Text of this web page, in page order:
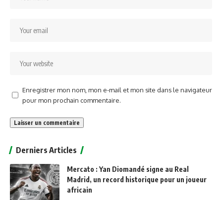
Enregistrer mon nom, mon e-mail et mon site dans le navigateur
pour mon prochain commentaire.
Derniers Articles
Mercato : Yan Diomandé signe au Real
Madrid, un record historique pour un joueur
africain